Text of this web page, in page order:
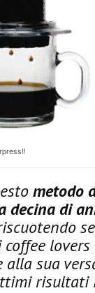
metodo
decina di
coffee
alla sua
risultati